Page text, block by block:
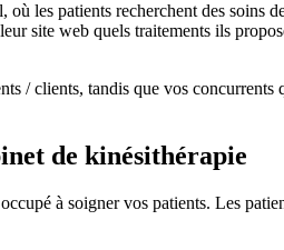
les patients recherchent des
site web quels traitements ils
/ clients, tandis que vos
de kinésithérapie
à soigner vos patients. Les